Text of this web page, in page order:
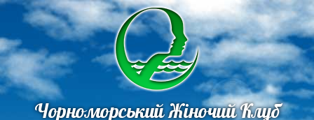
Чорноморський Жіночий Клуб